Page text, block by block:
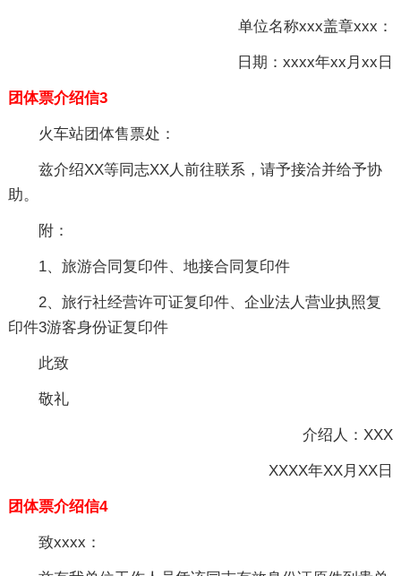
单位名称xxx盖章xxx：
日期：xxxx年xx月xx日
团体票介绍信3
火车站团体售票处：
兹介绍XX等同志XX人前往联系，请予接洽并给予协
助。
附：
1、旅游合同复印件、地接合同复印件
2、旅行社经营许可证复印件、企业法人营业执照复
印件3游客身份证复印件
此致
敬礼
介绍人：XXX
XXXX年XX月XX日
团体票介绍信4
致xxxx：